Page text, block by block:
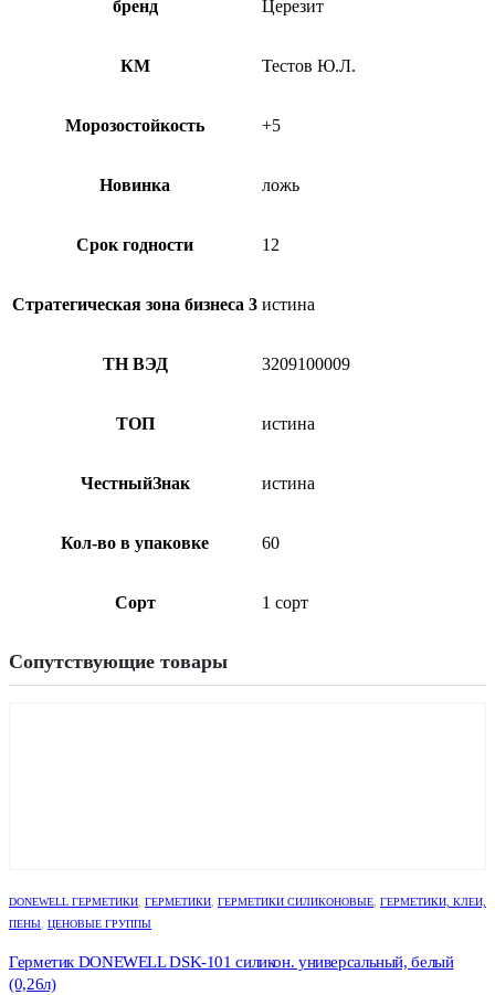
бренд Церезит
КМ Тестов Ю.Л.
Морозостойкость +5
Новинка ложь
Срок годности 12
Стратегическая зона бизнеса 3 истина
ТН ВЭД 3209100009
ТОП истина
ЧестныйЗнак истина
Кол-во в упаковке 60
Сорт 1 сорт
Сопутствующие товары
DONEWELL ГЕРМЕТИКИ ГЕРМЕТИКИ ГЕРМЕТИКИ СИЛИКОНОВЫЕ ГЕРМЕТИКИ, КЛЕИ,
ПЕНЫ ЦЕНОВЫЕ ГРУППЫ
Герметик DONEWELL DSK-101 силикон. универсальный, белый
(0,26л)